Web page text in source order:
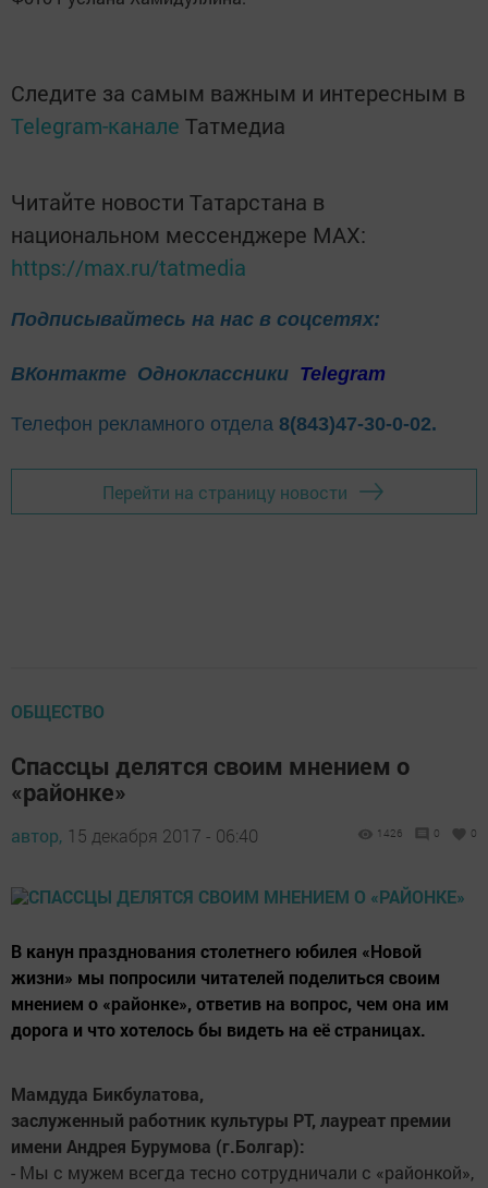
Следите за самым важным и интересным в
Telegram-канале Татмедиа
Читайте новости Татарстана в
национальном мессенджере MАХ:
https://max.ru/tatmedia
Подписывайтесь на нас в соцсетях:
ВКонтакте Одноклассники Telegram
Телефон рекламного отдела 8(843)47-30-0-02.
Перейти на страницу новости
ОБЩЕСТВО
Спассцы делятся своим мнением о
«районке»
автор, 15 декабря 2017 - 06:40 1426 0 0
В канун празднования столетнего юбилея «Новой
жизни» мы попросили читателей поделиться своим
мнением о «районке», ответив на вопрос, чем она им
дорога и что хотелось бы видеть на её страницах.
Мамдуда Бикбулатова,
заслуженный работник культуры РТ, лауреат премии
имени Андрея Бурумова (г.Болгар):
- Мы с мужем всегда тесно сотрудничали с «районкой»,